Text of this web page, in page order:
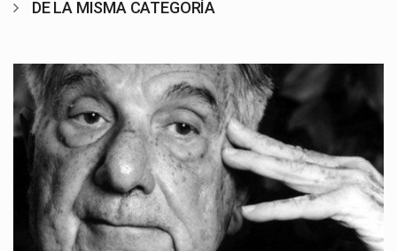
DE LA MISMA CATEGORÍA